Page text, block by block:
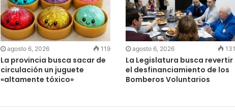
agosto 6, 2026 119
La provincia busca sacar de
circulación un juguete
«altamente tóxico»
agosto 6, 2026 131
La Legislatura busca revertir
el desfinanciamiento de los
Bomberos Voluntarios